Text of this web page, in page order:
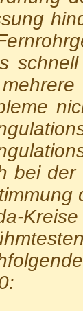
bei der